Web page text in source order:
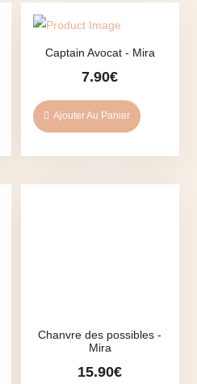
Captain Avocat - Mira
7.90€
Ajouter Au Panier
Chanvre des possibles -
Mira
15.90€